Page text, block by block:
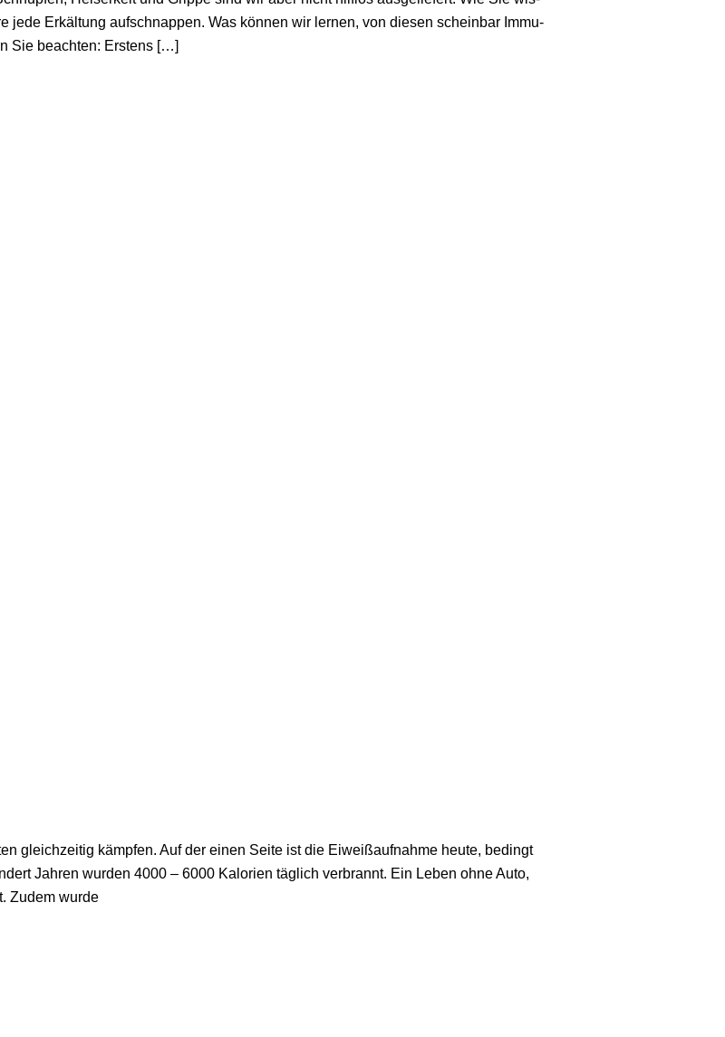
Erkäl­tung auf­schnap­pen. Was kön­nen wir ler­nen, von die­sen schein­bar Immu­
Sie beach­ten: Erstens […]
gleich­zei­tig kämp­fen. Auf der einen Sei­te ist die Eiweiß­auf­nah­me heu­te, bedingt
Jah­ren wur­den 4000 – 6000 Kalo­rien täg­lich ver­brannt. Ein Leben ohne Auto,
Zudem wurde